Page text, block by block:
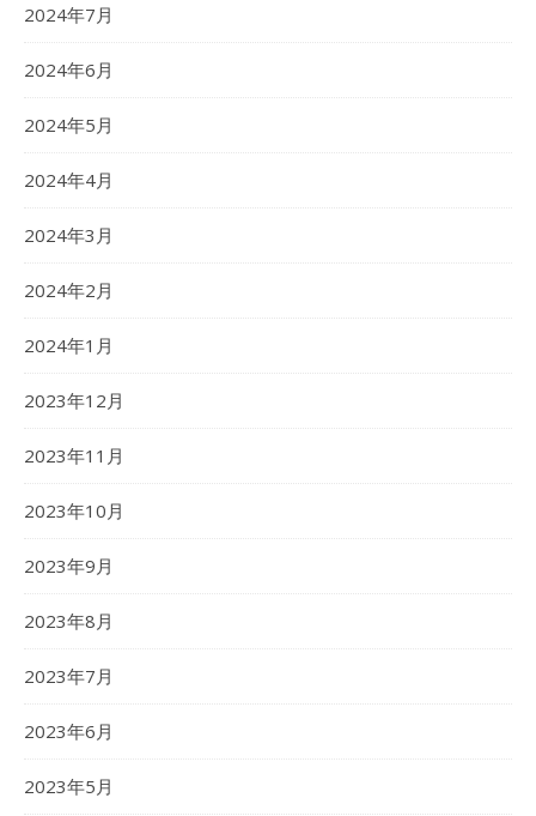
2024年7月
2024年6月
2024年5月
2024年4月
2024年3月
2024年2月
2024年1月
2023年12月
2023年11月
2023年10月
2023年9月
2023年8月
2023年7月
2023年6月
2023年5月